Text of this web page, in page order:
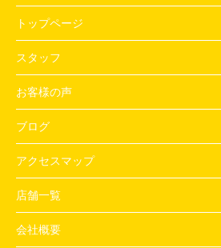
トップページ
スタッフ
お客様の声
ブログ
アクセスマップ
店舗一覧
会社概要